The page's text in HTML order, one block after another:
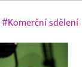
|#Komerční sdělení